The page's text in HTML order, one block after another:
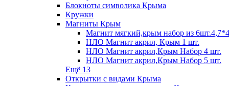
Блокноты символика Крыма
Кружки
Магниты Крым
Магнит мягкий,крым набор из
НЛО Магнит акрил, Крым 1 шт.
НЛО Магнит акрил,Крым Набор 4 шт.
НЛО Магнит акрил,Крым Набор 5 шт.
Ещё 13
Открытки с видами Крыма